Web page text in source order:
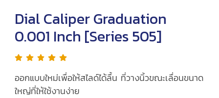
Dial Caliper Graduation
0.001 Inch [Series 505]
ออกแบบใหม่เพื่อให้สไลด์ได้ลื้น ที่วางนิ้วขณะเลื่อนขนาด
ใหญ่ที่ให้ใช้งานง่าย